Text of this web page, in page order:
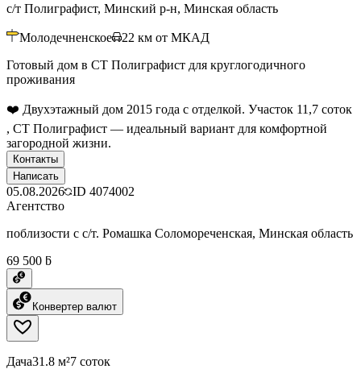
с/т Полиграфист, Минский р-н, Минская область
Молодечненское 22 км от МКАД
Готовый дом в СТ Полиграфист для круглогодичного
проживания
❤️ Двухэтажный дом 2015 года с отделкой. Участок 11,7 соток
, СТ Полиграфист — идеальный вариант для комфортной
загородной жизни.
Контакты
Написать
05.08.2026 ID 4074002
Агентство
поблизости с с/т. Ромашка Соломореченская, Минская область
69 500 ƃ
Конвертер валют
Дача31.8 м²7 соток